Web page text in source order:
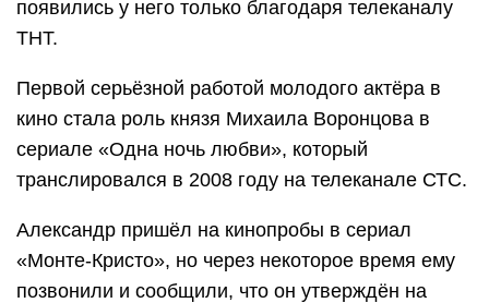
появились у него только благодаря телеканалу
ТНТ.
Первой серьёзной работой молодого актёра в
кино стала роль князя Михаила Воронцова в
сериале «Одна ночь любви», который
транслировался в 2008 году на телеканале СТС.
Александр пришёл на кинопробы в сериал
«Монте-Кристо», но через некоторое время ему
позвонили и сообщили, что он утверждён на